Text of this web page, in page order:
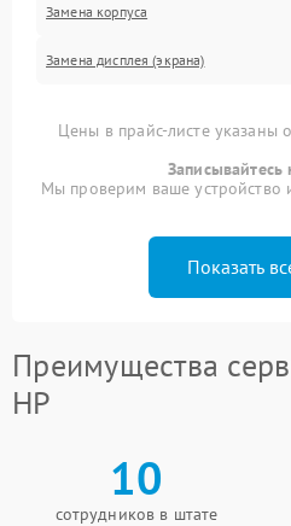
Замена корпуса
Замена дисплея (экрана)
Цены в прайс-листе указаны
Записывайтесь
Мы проверим ваше устройство
Показать
Преимущества
HP
10
сотрудников в штате